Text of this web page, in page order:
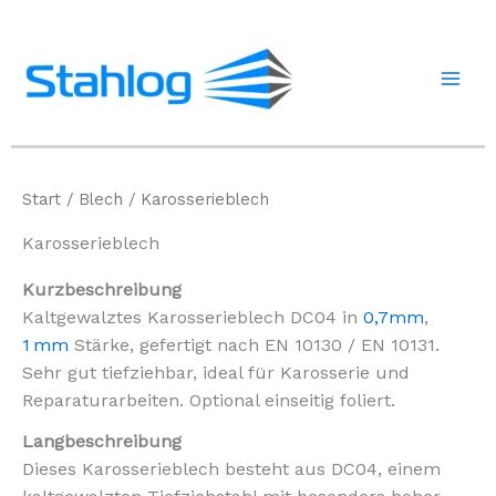
springen
Start / Blech / Karosserieblech
Karosserieblech
Kurzbeschreibung
Kaltgewalztes Karosserieblech DC04 in 0,7mm,
1 mm Stärke, gefertigt nach EN 10130 / EN 10131.
Sehr gut tiefziehbar, ideal für Karosserie und
Reparaturarbeiten. Optional einseitig foliert.
Langbeschreibung
Dieses Karosserieblech besteht aus DC04, einem